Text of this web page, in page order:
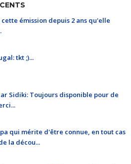
cette émission depuis 2 ans qu'elle
tkt ;)...
Sidiki: Toujours disponible pour de
qui mérite d'être connue, en tout cas
la décou...